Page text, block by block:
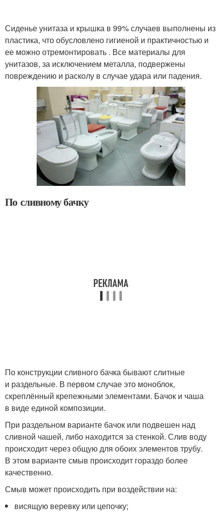
Сиденье унитаза и крышка в 99% случаев выполнены из
пластика, что обусловлено гигиеной и практичностью и
ее можно отремонтировать . Все материалы для
унитазов, за исключением металла, подвержены
повреждению и расколу в случае удара или падения.
По сливному бачку
По конструкции сливного бачка бывают слитные
и раздельные. В первом случае это моноблок,
скреплённый крепежными элементами. Бачок и чаша
в виде единой композиции.
При раздельном варианте бачок или подвешен над
сливной чашей, либо находится за стенкой. Слив воду
происходит через общую для обоих элементов трубу.
В этом варианте смыв происходит гораздо более
качественно.
Смыв может происходить при воздействии на:
висящую веревку или цепочку;